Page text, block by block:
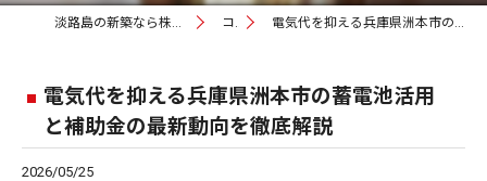
淡路島の新築なら株式会社トータルインダストリー コラム 電気代を抑える兵庫県洲本市の蓄電池活用と補助金の最新動向を徹底解説
電気代を抑える兵庫県洲本市の蓄電池活用
と補助金の最新動向を徹底解説
2026/05/25